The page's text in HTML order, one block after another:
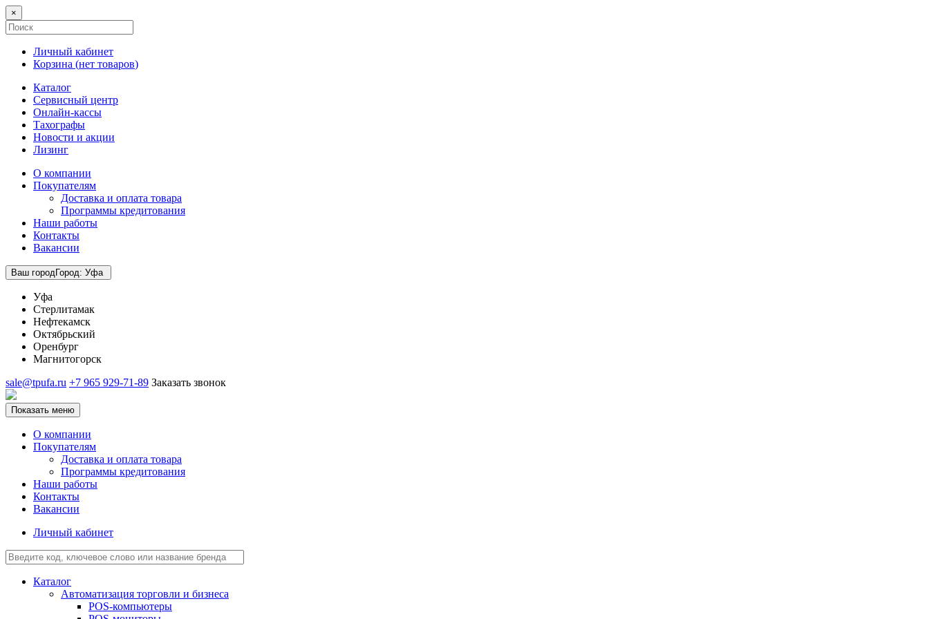
×
Личный кабинет
Корзина (нет товаров)
Каталог
Сервисный центр
Онлайн-кассы
Тахографы
Новости и акции
Лизинг
О компании
Покупателям
Доставка и оплата товара
Программы кредитования
Наши работы
Контакты
Вакансии
Ваш городГород: Уфа
Уфа
Стерлитамак
Нефтекамск
Октябрьский
Оренбург
Магнитогорск
sale@tpufa.ru +7 965 929-71-89 Заказать звонок
Показать меню
О компании
Покупателям
Доставка и оплата товара
Программы кредитования
Наши работы
Контакты
Вакансии
Личный кабинет
Каталог
Автоматизация торговли и бизнеса
POS-компьютеры